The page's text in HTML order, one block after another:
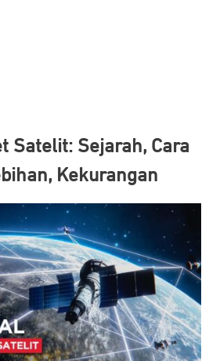
Satelit: Sejarah, Cara
Kekurangan